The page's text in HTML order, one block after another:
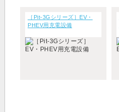
［Pit-3Gシリーズ］EV・
PHEV用充電設備